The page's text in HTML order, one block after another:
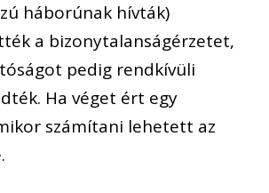
háborúnak hívták)
a bizonytalanságérzetet,
pedig rendkívüli
Ha véget ért egy
számítani lehetett az